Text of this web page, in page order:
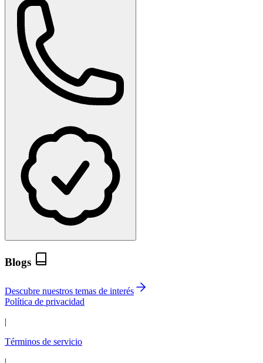
Blogs
Descubre nuestros temas de interés
Política de privacidad
|
Términos de servicio